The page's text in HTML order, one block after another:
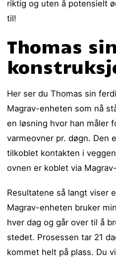
riktig og uten å potensielt
til!
Thomas
Her ser du Thomas sin
Magrav-enheten som nå
en løsning hvor han måler
varmeovner pr. døgn. Den
tilkoblet kontakten i
ovnen er koblet via
Resultatene så langt viser
Magrav-enheten bruker
hver dag og går over til å
stedet. Prosessen tar 21
kommet helt på plass. Du